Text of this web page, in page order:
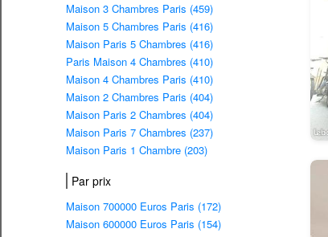
Maison 3 Chambres Paris (459)
Maison 5 Chambres Paris (416)
Maison Paris 5 Chambres (416)
Paris Maison 4 Chambres (410)
Maison 4 Chambres Paris (410)
Maison 2 Chambres Paris (404)
Maison Paris 2 Chambres (404)
Maison Paris 7 Chambres (237)
Maison Paris 1 Chambre (203)
Par prix
Maison 700000 Euros Paris (172)
Maison 600000 Euros Paris (154)